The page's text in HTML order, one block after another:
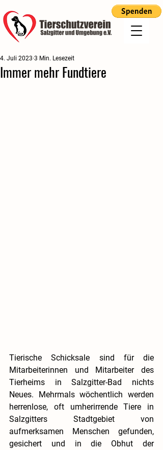
Immer mehr Fundtiere
4. Juli 2023 3 Min. Lesezeit
Tierische Schicksale sind für die
Mitarbeiterinnen und Mitarbeiter des
Tierheims in Salzgitter-Bad nichts
Neues. Mehrmals wöchentlich werden
herrenlose, oft umherirrende Tiere in
Salzgitters Stadtgebiet von
aufmerksamen Menschen gefunden,
gesichert und in die Obhut der